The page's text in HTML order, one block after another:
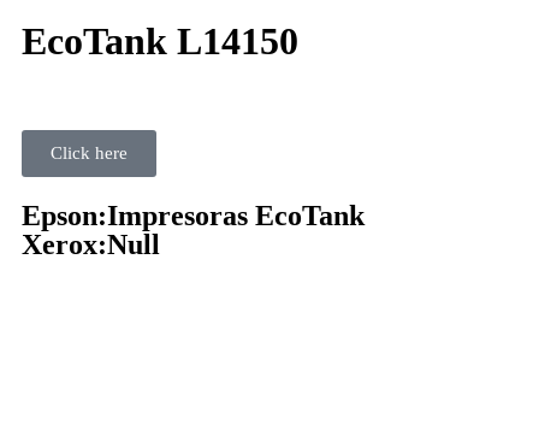
EcoTank L14150
Click here
Epson:Impresoras EcoTank
Xerox:Null